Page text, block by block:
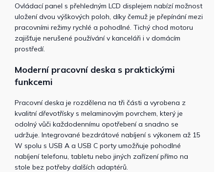
Ovládací panel s přehledným LCD displejem nabízí možnost
uložení dvou výškových poloh, díky čemuž je přepínání mezi
pracovními režimy rychlé a pohodlné. Tichý chod motoru
zajišťuje nerušené používání v kanceláři i v domácím
prostředí.
Moderní pracovní deska s praktickými
funkcemi
Pracovní deska je rozdělena na tři části a vyrobena z
kvalitní dřevotřísky s melaminovým povrchem, který je
odolný vůči každodennímu opotřebení a snadno se
udržuje. Integrované bezdrátové nabíjení s výkonem až 15
W spolu s USB A a USB C porty umožňuje pohodlné
nabíjení telefonu, tabletu nebo jiných zařízení přímo na
stole bez potřeby dalších adaptérů.